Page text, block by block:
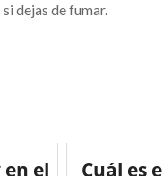
dejas de fumar.
el
Cuál es